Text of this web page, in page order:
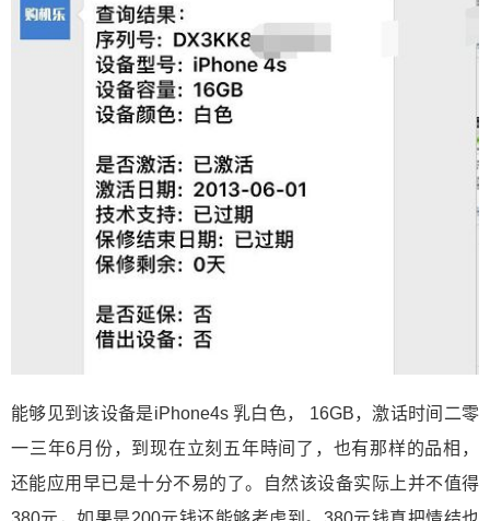
能够见到该设备是iPhone4s 乳白色， 16GB，激话时间二零
一三年6月份，到现在立刻五年時间了，也有那样的品相，
还能应用早已是十分不易的了。自然该设备实际上并不值得